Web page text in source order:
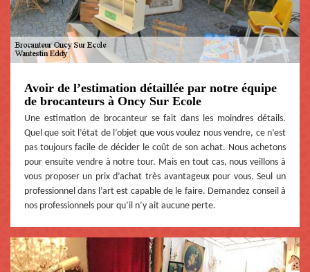
Avoir de l’estimation détaillée par notre équipe
de brocanteurs à Oncy Sur Ecole
Une estimation de brocanteur se fait dans les moindres détails.
Quel que soit l’état de l’objet que vous voulez nous vendre, ce n’est
pas toujours facile de décider le coût de son achat. Nous achetons
pour ensuite vendre à notre tour. Mais en tout cas, nous veillons à
vous proposer un prix d’achat très avantageux pour vous. Seul un
professionnel dans l’art est capable de le faire. Demandez conseil à
nos professionnels pour qu’il n’y ait aucune perte.